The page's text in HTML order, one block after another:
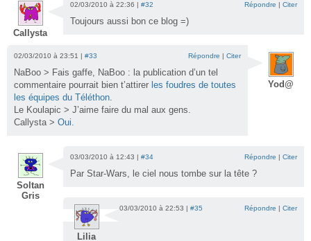
Callysta
02/03/2010 à 22:36 | #32 Répondre | Citer
Toujours aussi bon ce blog =)
Yod@
02/03/2010 à 23:51 | #33 Répondre | Citer
NaBoo > Fais gaffe, NaBoo : la publication d’un tel
commentaire pourrait bien t’attirer les foudres de toutes
les équipes du Téléthon.
Le Koulapic > J’aime faire du mal aux gens.
Callysta > Oui.
Soltan
Gris
03/03/2010 à 12:43 | #34 Répondre | Citer
Par Star-Wars, le ciel nous tombe sur la tête ?
Lilia
03/03/2010 à 22:53 | #35 Répondre | Citer